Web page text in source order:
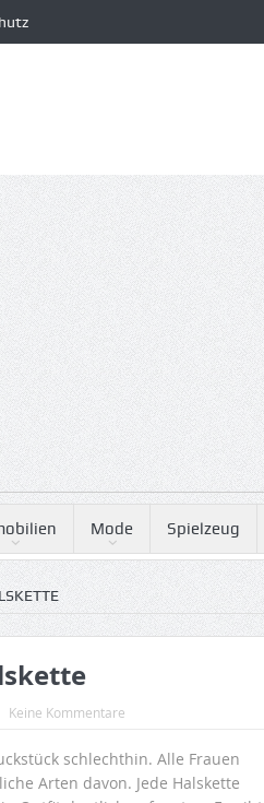
Mode Spielzeug
Keine Kommentare
schlechthin. Alle Frauen
Arten davon. Jede Halskette